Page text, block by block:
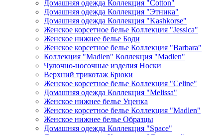
Домашняя одежда Коллекция "Cotton"
Домашняя одежда Коллекция "Этника"
Домашняя одежда Коллекция "Kashkorse"
Женское корсетное белье Коллекция "Jessica"
Женское нижнее белье Боди
Женское корсетное белье Коллекция "Barbara"
Коллекция "Madlen" Коллекция "Madlen"
Чулочно-носочные изделия Носки
Верхний трикотаж Брюки
Женское корсетное белье Коллекция "Celine"
Домашняя одежда Коллекция "Melissa"
Женское нижнее белье Уценка
Женское корсетное белье Коллекция "Madlen"
Женское нижнее белье Образцы
Домашняя одежда Коллекция "Space"